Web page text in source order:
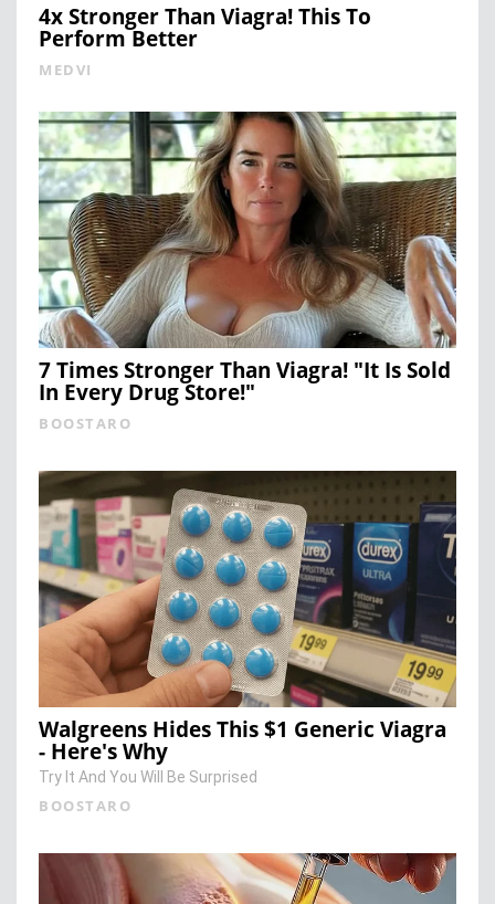
4x Stronger Than Viagra! This To
Perform Better
MEDVI
7 Times Stronger Than Viagra! "It Is Sold
In Every Drug Store!"
BOOSTARO
Walgreens Hides This $1 Generic Viagra
- Here's Why
Try It And You Will Be Surprised
BOOSTARO